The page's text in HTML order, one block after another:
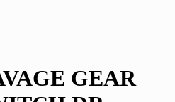
GEAR